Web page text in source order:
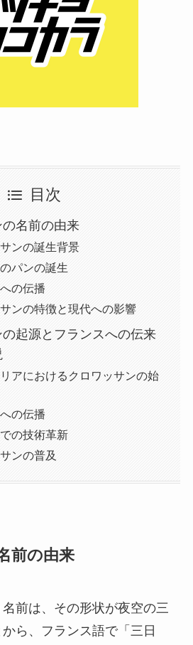
目次
名前の由来
ンの誕生背景
パンの誕生
の伝播
ンの特徴と現代への影響
起源とフランスへの伝来
アにおけるクロワッサンの始
の伝播
の技術革新
ンの普及
前の由来
前は、その形状が夜空の三
ら、フランス語で「三日